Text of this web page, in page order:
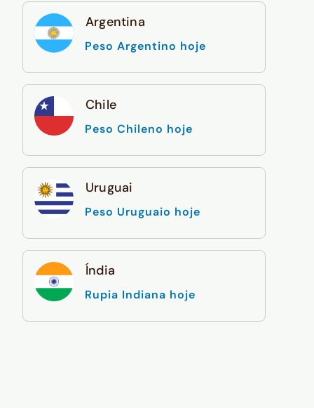
Argentina
Peso Argentino hoje
Chile
Peso Chileno hoje
Uruguai
Peso Uruguaio hoje
Índia
Rupia Indiana hoje